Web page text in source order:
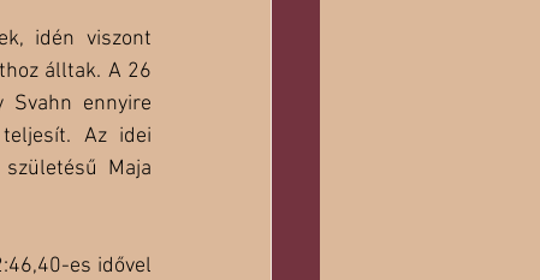
idén viszont
álltak. A 26
Svahn ennyire
Az idei
Maja
es idővel